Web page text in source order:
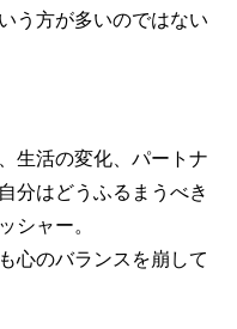
う方が多いのではない
生活の変化、パートナ
分はどうふるまうべき
シャー。
心のバランスを崩して